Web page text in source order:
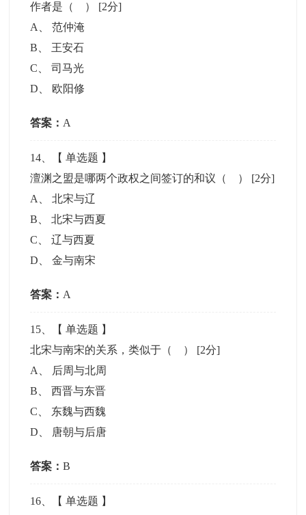
作者是（ ） [2分]
A
、范仲淹
B
王安石
C 、司马光
D
欧阳修
答案： A
14 、【单选题 】
澶渊之盟是哪两个政权之间签订的和议（ ） [2分]
A
、北宋与辽
B 、北宋与西夏
C 、辽与西夏
D 、金与南宋
答案： A
15 、【单选题 】
北宋与南宋的关系，类似于（ ） [2分]
A
后周与北周
B 、西晋与东晋
C
东魏与西魏
D
唐朝与后唐
答案：B
16 、【单选题 】